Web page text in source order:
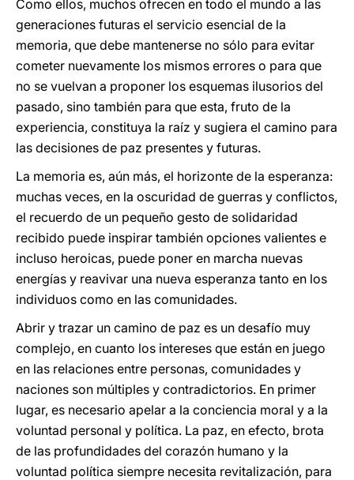
Como ellos, muchos ofrecen en todo el mundo a las
generaciones futuras el servicio esencial de la
memoria, que debe mantenerse no sólo para evitar
cometer nuevamente los mismos errores o para que
no se vuelvan a proponer los esquemas ilusorios del
pasado, sino también para que esta, fruto de la
experiencia, constituya la raíz y sugiera el camino para
las decisiones de paz presentes y futuras.
La memoria es, aún más, el horizonte de la esperanza:
muchas veces, en la oscuridad de guerras y conflictos,
el recuerdo de un pequeño gesto de solidaridad
recibido puede inspirar también opciones valientes e
incluso heroicas, puede poner en marcha nuevas
energías y reavivar una nueva esperanza tanto en los
individuos como en las comunidades.
Abrir y trazar un camino de paz es un desafío muy
complejo, en cuanto los intereses que están en juego
en las relaciones entre personas, comunidades y
naciones son múltiples y contradictorios. En primer
lugar, es necesario apelar a la conciencia moral y a la
voluntad personal y política. La paz, en efecto, brota
de las profundidades del corazón humano y la
voluntad política siempre necesita revitalización, para